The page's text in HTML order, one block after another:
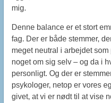
mig.
Denne balance er et stort
fag. Der er både stemmer,
meget neutral i arbejdet
noget om sig selv – og da i
personligt. Og der er
psykologer, netop er vores
givet, at vi er nødt til at vise